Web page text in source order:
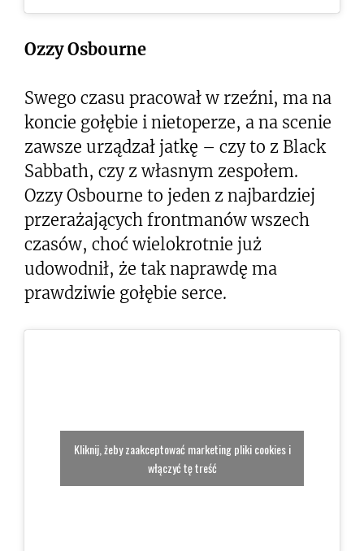
Ozzy Osbourne
Swego czasu pracował w rzeźni, ma na
koncie gołębie i nietoperze, a na scenie
zawsze urządzał jatkę – czy to z Black
Sabbath, czy z własnym zespołem.
Ozzy Osbourne to jeden z najbardziej
przerażających frontmanów wszech
czasów, choć wielokrotnie już
udowodnił, że tak naprawdę ma
prawdziwie gołębie serce.
Kliknij, żeby zaakceptować marketing pliki cookies i
włączyć tę treść